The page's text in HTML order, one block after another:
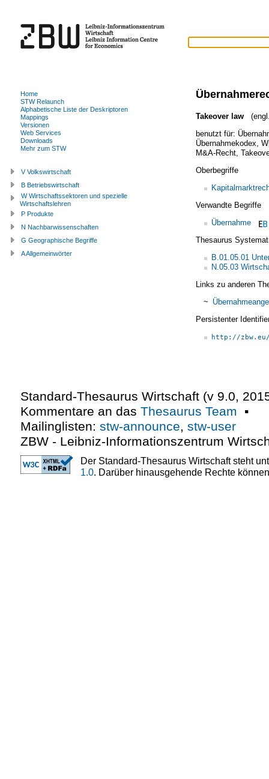
Takeover law
benutzt für:
Übernahmekodex
M&A-Recht,
Oberbegriffe
Verwandte Begriffe
Übernahme
Thesaurus
B.01.05.01
N.05.03
Links zu anderen
~
Persistenter
http://
Home
STW Relaunch
Alphabetische Liste der Deskriptoren
Mappings
Versionen
Web Services
Downloads
Mehr zum STW
V Volkswirtschaft
B Betriebswirtschaft
W Wirtschaftssektoren und spezielle
Wirtschaftslehren
P Produkte
N Nachbarwissenschaften
G Geographische Begriffe
A Allgemeinwörter
Standard-Thesaurus Wirtschaft (v 9.0
Kommentare an das Thesaurus Team ▪
Mailinglisten: stw-announce stw-user
ZBW - Leibniz-Informationszentrum
Der Standard-Thesaurus Wirtschaft steht
1.0. Darüber hinausgehende Rechte